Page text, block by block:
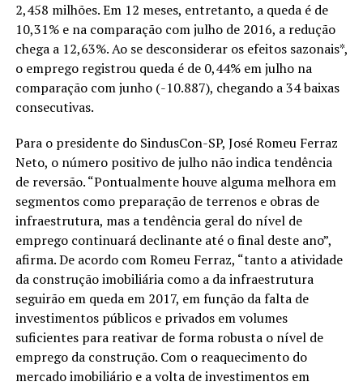
2,458 milhões. Em 12 meses, entretanto, a queda é de
10,31% e na comparação com julho de 2016, a redução
chega a 12,63%. Ao se desconsiderar os efeitos sazonais*,
o emprego registrou queda é de 0,44% em julho na
comparação com junho (-10.887), chegando a 34 baixas
consecutivas.
Para o presidente do SindusCon-SP, José Romeu Ferraz
Neto, o número positivo de julho não indica tendência
de reversão. “Pontualmente houve alguma melhora em
segmentos como preparação de terrenos e obras de
infraestrutura, mas a tendência geral do nível de
emprego continuará declinante até o final deste ano”,
afirma. De acordo com Romeu Ferraz, “tanto a atividade
da construção imobiliária como a da infraestrutura
seguirão em queda em 2017, em função da falta de
investimentos públicos e privados em volumes
suficientes para reativar de forma robusta o nível de
emprego da construção. Com o reaquecimento do
mercado imobiliário e a volta de investimentos em